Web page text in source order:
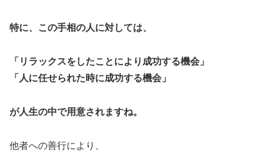
特に、この手相の人に対しては、
「リラックスをしたことにより成功する機会」
「人に任せられた時に成功する機会」
が人生の中で用意されますね。
他者への善行により、